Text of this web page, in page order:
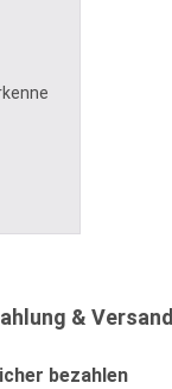
& Versand
bezahlen